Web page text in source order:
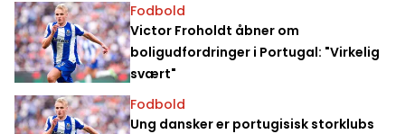
Fodbold
Victor Froholdt åbner om
boligudfordringer i Portugal: "Virkelig
svært"
Fodbold
Ung dansker er portugisisk storklubs